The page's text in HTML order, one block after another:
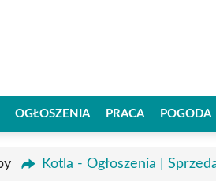
OGŁOSZENIA PRACA POGODA
Kotla - Ogłoszenia |